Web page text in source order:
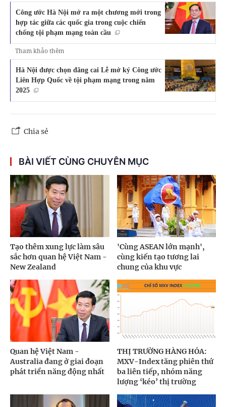
Công ước Hà Nội mở ra một chương mới trong
hợp tác giữa các quốc gia trong cuộc chiến
chống tội phạm mạng toàn cầu
Tham khảo thêm
Hà Nội được chọn đăng cai Lễ mở ký Công ước
Liên Hợp Quốc về tội phạm mạng trong năm
2025
Chia sẻ
BÀI VIẾT CÙNG CHUYÊN MỤC
Tạo thêm xung lực làm sâu
sắc hơn quan hệ Việt Nam -
New Zealand
'Cùng ASEAN lớn mạnh',
cùng kiến tạo tương lai
chung của khu vực
Quan hệ Việt Nam -
Australia đang ở giai đoạn
phát triển năng động nhất
THỊ TRƯỜNG HÀNG HÓA:
MXV-Index tăng phiên thứ
ba liên tiếp, nhóm năng
lượng ‘kéo’ thị trường